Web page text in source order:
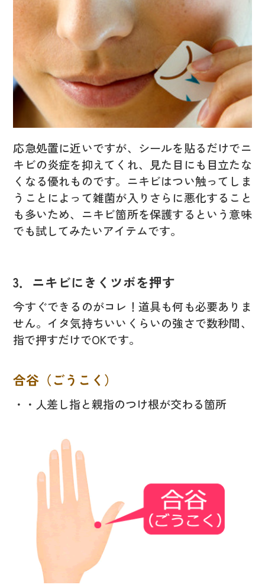
応急処置に近いですが、シールを貼るだけでニ
キビの炎症を抑えてくれ、見た目にも目立たな
くなる優れものです。ニキビはつい触ってしま
うことによって雑菌が入りさらに悪化すること
も多いため、ニキビ箇所を保護するという意味
でも試してみたいアイテムです。
3．ニキビにきくツボを押す
今すぐできるのがコレ！道具も何も必要ありま
せん。イタ気持ちいいくらいの強さで数秒間、
指で押すだけでOKです。
合谷（ごうこく）
・・人差し指と親指のつけ根が交わる箇所